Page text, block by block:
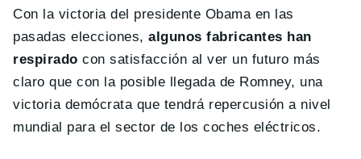
Con la victoria del presidente Obama en las
pasadas elecciones,algunos fabricantes han
respirado con satisfacción al ver un futuro más
claro que con la posible llegada de Romney, una
victoria demócrata que tendrá repercusión a nivel
mundial para el sector de los coches eléctricos.